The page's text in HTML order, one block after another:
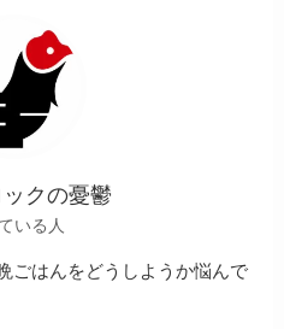
クの憂鬱
いる人
ごはんをどうしようか悩んで